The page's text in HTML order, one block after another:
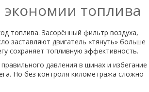
топлива
топлива. Засорённый фильтр воздуха,
заставляют двигатель «тянуть» больше
сохраняет топливную эффективность.
давления в шинах и избегание
Но без контроля километража сложно